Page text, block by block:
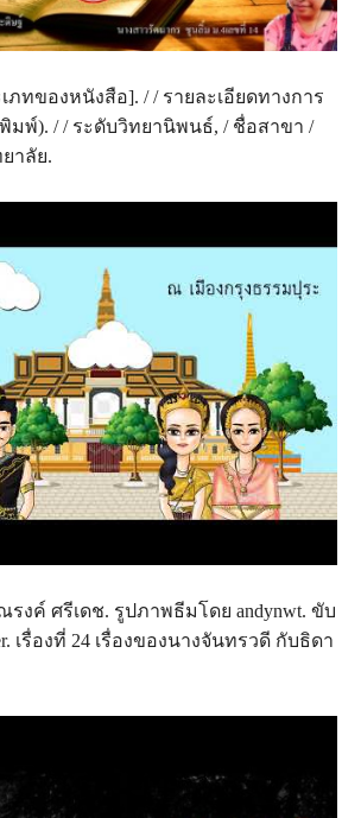
เภทของหนังสือ]. / / รายละเอียดทางการ
มพ์). / / ระดับวิทยานิพนธ์, / ชื่อสาขา /
าลัย.
งค์ ศรีเดช. รูปภาพธีมโดย andynwt. ขับ
เรื่องที่ 24 เรื่องของนางจันทรวดี กับธิดา